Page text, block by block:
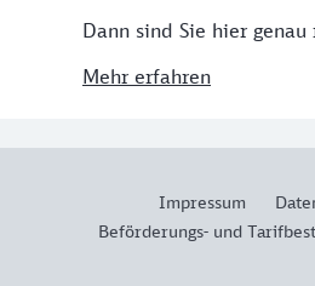
Dann sind Sie hier genau
Mehr erfahren
Impressum
Beförderungs- und